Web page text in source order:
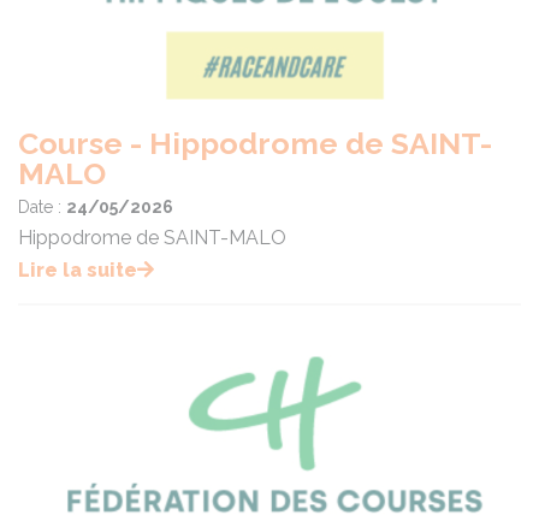
Course - Hippodrome de SAINT-
MALO
Date : 24/05/2026
Hippodrome de SAINT-MALO
Lire la suite